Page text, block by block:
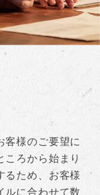
客様のご要望に
ろから始まり
るため、お客様
ルに合わせて数